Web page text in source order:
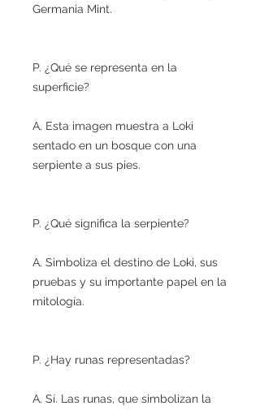
Germania Mint.
P. ¿Qué se representa en la
superficie?
A. Esta imagen muestra a Loki
sentado en un bosque con una
serpiente a sus pies.
P. ¿Qué significa la serpiente?
A. Simboliza el destino de Loki, sus
pruebas y su importante papel en la
mitología.
P. ¿Hay runas representadas?
A. Sí. Las runas, que simbolizan la